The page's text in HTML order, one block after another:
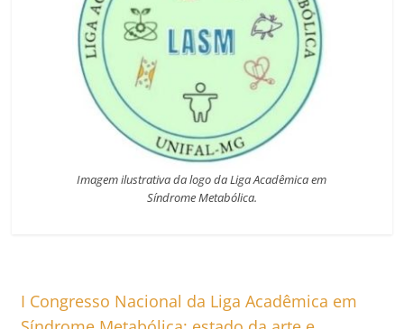
Imagem ilustrativa da logo da Liga Acadêmica em
Síndrome Metabólica.
I Congresso Nacional da Liga Acadêmica em